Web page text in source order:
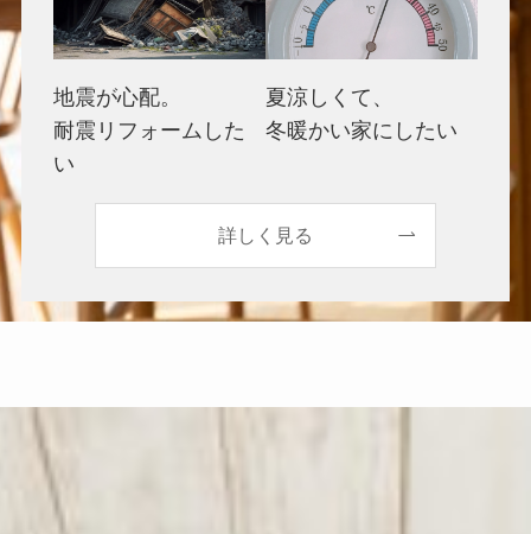
地震が心配。
耐震リフォームした
い
夏涼しくて、
冬暖かい家にしたい
詳しく見る